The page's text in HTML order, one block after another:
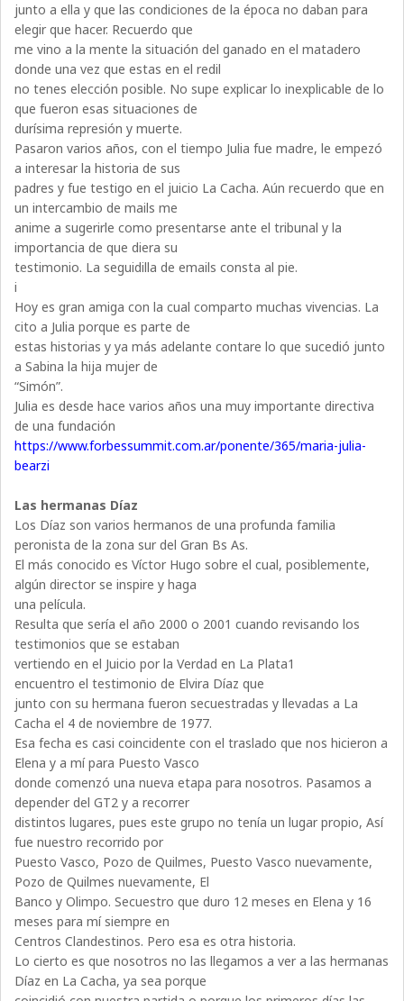
junto a ella y que las condiciones de la época no daban para
elegir que hacer. Recuerdo que
me vino a la mente la situación del ganado en el matadero
donde una vez que estas en el redil
no tenes elección posible. No supe explicar lo inexplicable de lo
que fueron esas situaciones de
durísima represión y muerte.
Pasaron varios años, con el tiempo Julia fue madre, le empezó
a interesar la historia de sus
padres y fue testigo en el juicio La Cacha. Aún recuerdo que en
un intercambio de mails me
anime a sugerirle como presentarse ante el tribunal y la
importancia de que diera su
testimonio. La seguidilla de emails consta al pie.
i
Hoy es gran amiga con la cual comparto muchas vivencias. La
cito a Julia porque es parte de
estas historias y ya más adelante contare lo que sucedió junto
a Sabina la hija mujer de
“Simón”.
Julia es desde hace varios años una muy importante directiva
de una fundación
https://www.forbessummit.com.ar/ponente/365/maria-julia-
bearzi
Las hermanas Díaz
Los Díaz son varios hermanos de una profunda familia
peronista de la zona sur del Gran Bs As.
El más conocido es Víctor Hugo sobre el cual, posiblemente,
algún director se inspire y haga
una película.
Resulta que sería el año 2000 o 2001 cuando revisando los
testimonios que se estaban
vertiendo en el Juicio por la Verdad en La Plata1
encuentro el testimonio de Elvira Díaz que
junto con su hermana fueron secuestradas y llevadas a La
Cacha el 4 de noviembre de 1977.
Esa fecha es casi coincidente con el traslado que nos hicieron a
Elena y a mí para Puesto Vasco
donde comenzó una nueva etapa para nosotros. Pasamos a
depender del GT2 y a recorrer
distintos lugares, pues este grupo no tenía un lugar propio, Así
fue nuestro recorrido por
Puesto Vasco, Pozo de Quilmes, Puesto Vasco nuevamente,
Pozo de Quilmes nuevamente, El
Banco y Olimpo. Secuestro que duro 12 meses en Elena y 16
meses para mí siempre en
Centros Clandestinos. Pero esa es otra historia.
Lo cierto es que nosotros no las llegamos a ver a las hermanas
Díaz en La Cacha, ya sea porque